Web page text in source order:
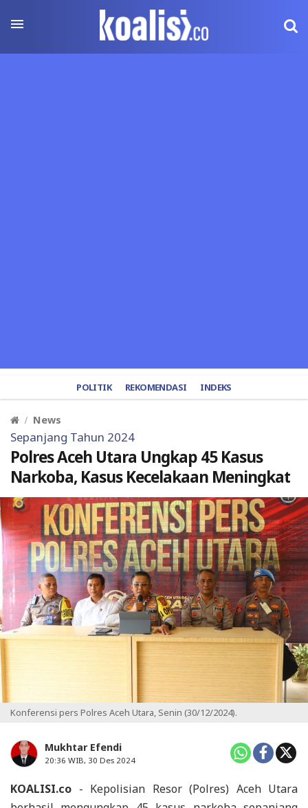
POLITIK REKOMENDASI INDEKS
News
Sepanjang Tahun 2024
Polres Aceh Utara Ungkap 45 Kasus
Narkoba, Kasus Kecelakaan Meningkat
Konferensi pers Polres Aceh Utara, Senin (30/12/2024).
Mukhtar Efendi
20:36 WIB, 30 Des 2024
KOALISI.co - Kepolisian Resor (Polres) Aceh Utara